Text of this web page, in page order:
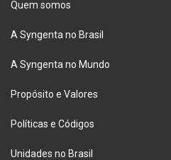
Quem somos
A Syngenta no Brasil
A Syngenta no Mundo
Propósito e Valores
Políticas e Códigos
Unidades no Brasil